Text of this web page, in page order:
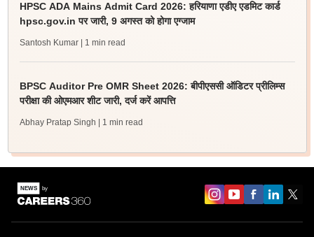
HPSC ADA Mains Admit Card 2026: हरियाणा एडीए एडमिट कार्ड
hpsc.gov.in पर जारी, 9 अगस्त को होगा एग्जाम
Santosh Kumar | 1 min read
BPSC Auditor Pre OMR Sheet 2026: बीपीएससी ऑडिटर प्रीलिम्स
परीक्षा की ओएमआर शीट जारी, दर्ज करें आपत्ति
Abhay Pratap Singh | 1 min read